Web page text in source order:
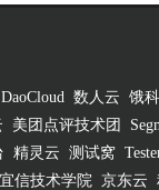
DaoCloud 数人云 饿
美团点评技术团
精灵云 测试窝
宜信技术学院 京东云